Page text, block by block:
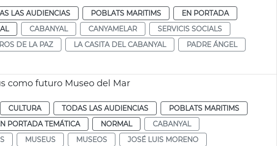
LAS AUDIENCIAS POBLATS MARITIMS
EN PORTADA
CABANYAL CANYAMELAR
SERVICIS SOCIALS
DE LA PAZ LA CASITA DEL CABANYAL
PADRE ÁNGEL
como futuro Museo del Mar
CULTURA TODAS LAS AUDIENCIAS
POBLATS MARITIMS
PORTADA TEMÁTICA NORMAL
CABANYAL
MUSEUS MUSEOS JOSÉ LUIS MORENO